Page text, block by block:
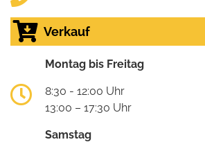
Verkauf
Montag bis Freitag
8:30 - 12:00 Uhr
13:00 – 17:30 Uhr
Samstag